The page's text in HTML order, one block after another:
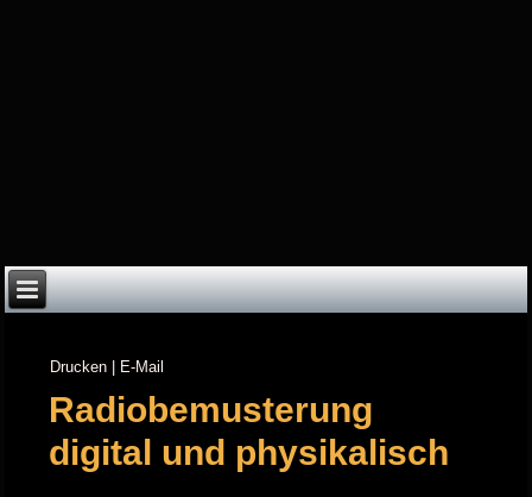
Drucken E-Mail
Radiobemusterung
digital und physikalisch